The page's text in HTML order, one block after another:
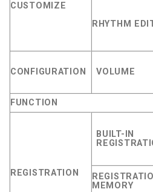
CUSTOMIZE
RHYTHM
CONFIGURATION VOLUME
FUNCTION
REGISTRATION
BUILT-IN
MEMORY